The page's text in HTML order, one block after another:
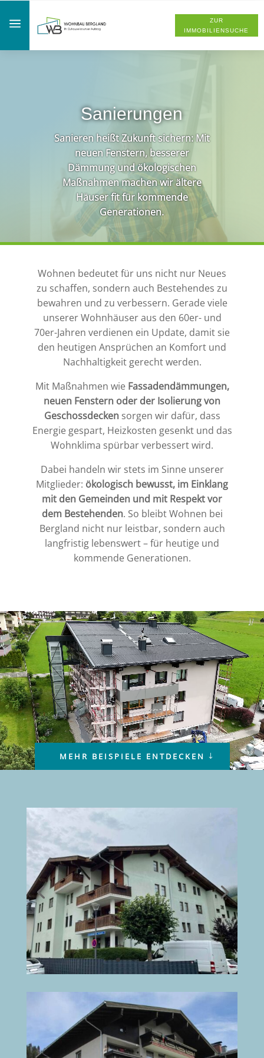
a
ZUR
IMMOBILIENSUCHE
Sanierungen
Sanieren heißt Zukunft sichern: Mit
neuen Fenstern, besserer
Dämmung und ökologischen
Maßnahmen machen wir ältere
Häuser fit für kommende
Generationen.
Wohnen bedeutet für uns nicht nur Neues
zu schaffen, sondern auch Bestehendes zu
bewahren und zu verbessern. Gerade viele
unserer Wohnhäuser aus den 60er- und
70er-Jahren verdienen ein Update, damit sie
den heutigen Ansprüchen an Komfort und
Nachhaltigkeit gerecht werden.
Mit Maßnahmen wie Fassadendämmungen,
neuen Fenstern oder der Isolierung von
Geschossdeckensorgen wir dafür, dass
Energie gespart, Heizkosten gesenkt und das
Wohnklima spürbar verbessert wird.
Dabei handeln wir stets im Sinne unserer
Mitglieder: ökologisch bewusst, im Einklang
mit den Gemeinden und mit Respekt vor
dem Bestehenden. So bleibt Wohnen bei
Bergland nicht nur leistbar, sondern auch
langfristig lebenswert – für heutige und
kommende Generationen.
Video-
Player
MEHR BEISPIELE ENTDECKEN